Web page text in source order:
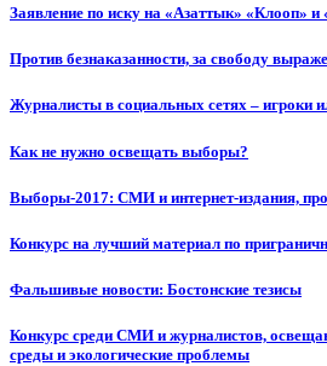
Заявление по иску на «Азаттык» «Клооп» и
Против безнаказанности, за свободу
Журналисты в социальных сетях – игроки
Как не нужно освещать выборы?
Выборы-2017: СМИ и интернет-издания,
Конкурс на лучший материал по
Фальшивые новости: Бостонские тезисы
Конкурс среди СМИ и журналистов,
среды и экологические проблемы